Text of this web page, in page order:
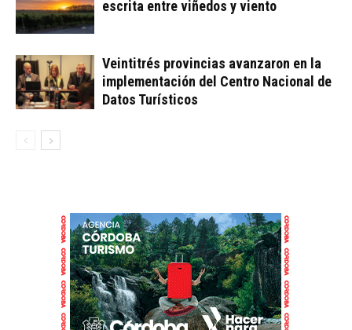
escrita entre viñedos y viento
Veintitrés provincias avanzaron en la
implementación del Centro Nacional de
Datos Turísticos